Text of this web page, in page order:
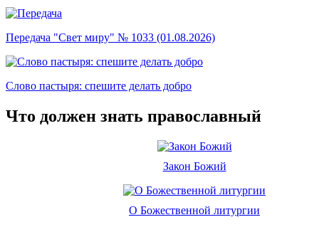
Передача "Свет миру" № 1033 (01.08.2026)
Слово пастыря: спешите делать добро
Что должен знать православный
Закон Божий
О Божественной литургии